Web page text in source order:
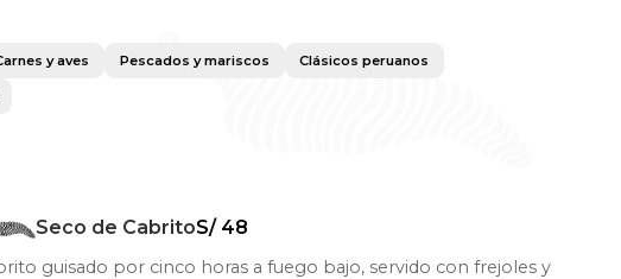
y aves Pescados y mariscos Clásicos peruanos
Seco de CabritoS/ 48
guisado por cinco horas a fuego bajo, servido con frejoles y